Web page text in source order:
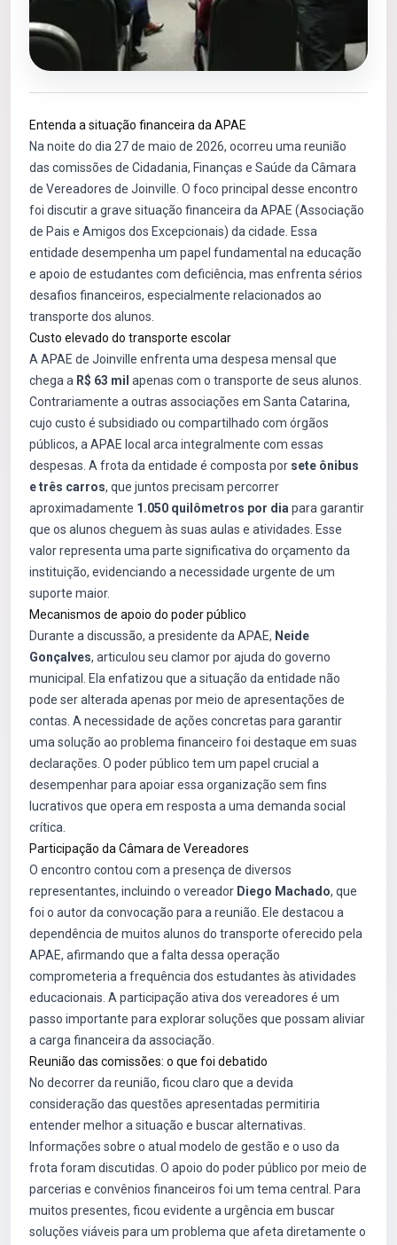
Entenda a situação financeira da APAE
Na noite do dia 27 de maio de 2026, ocorreu uma reunião
das comissões de Cidadania, Finanças e Saúde da Câmara
de Vereadores de Joinville. O foco principal desse encontro
foi discutir a grave situação financeira da APAE (Associação
de Pais e Amigos dos Excepcionais) da cidade. Essa
entidade desempenha um papel fundamental na educação
e apoio de estudantes com deficiência, mas enfrenta sérios
desafios financeiros, especialmente relacionados ao
transporte dos alunos.
Custo elevado do transporte escolar
A APAE de Joinville enfrenta uma despesa mensal que
chega a R$ 63 mil apenas com o transporte de seus alunos.
Contrariamente a outras associações em Santa Catarina,
cujo custo é subsidiado ou compartilhado com órgãos
públicos, a APAE local arca integralmente com essas
despesas. A frota da entidade é composta por sete ônibus
e três carros, que juntos precisam percorrer
aproximadamente 1.050 quilômetros por dia para garantir
que os alunos cheguem às suas aulas e atividades. Esse
valor representa uma parte significativa do orçamento da
instituição, evidenciando a necessidade urgente de um
suporte maior.
Mecanismos de apoio do poder público
Durante a discussão, a presidente da APAE, Neide
Gonçalves, articulou seu clamor por ajuda do governo
municipal. Ela enfatizou que a situação da entidade não
pode ser alterada apenas por meio de apresentações de
contas. A necessidade de ações concretas para garantir
uma solução ao problema financeiro foi destaque em suas
declarações. O poder público tem um papel crucial a
desempenhar para apoiar essa organização sem fins
lucrativos que opera em resposta a uma demanda social
crítica.
Participação da Câmara de Vereadores
O encontro contou com a presença de diversos
representantes, incluindo o vereador Diego Machado, que
foi o autor da convocação para a reunião. Ele destacou a
dependência de muitos alunos do transporte oferecido pela
APAE, afirmando que a falta dessa operação
comprometeria a frequência dos estudantes às atividades
educacionais. A participação ativa dos vereadores é um
passo importante para explorar soluções que possam aliviar
a carga financeira da associação.
Reunião das comissões: o que foi debatido
No decorrer da reunião, ficou claro que a devida
consideração das questões apresentadas permitiria
entender melhor a situação e buscar alternativas.
Informações sobre o atual modelo de gestão e o uso da
frota foram discutidas. O apoio do poder público por meio de
parcerias e convênios financeiros foi um tema central. Para
muitos presentes, ficou evidente a urgência em buscar
soluções viáveis para um problema que afeta diretamente o